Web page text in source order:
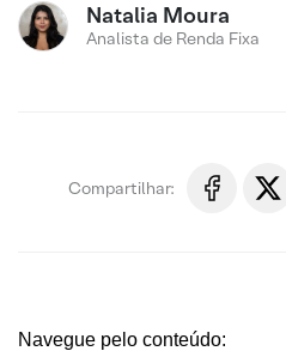
Natalia Moura
Analista de Renda Fixa
Compartilhar:
Navegue pelo conteúdo: